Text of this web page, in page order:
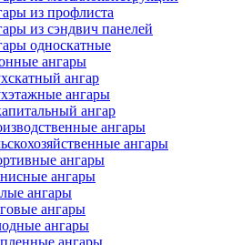
из профлиста
из сэндвич панелей
односкатные
ангары
ангар
ангары
ангар
ангары
ангары
ангары
ангары
ангары
ангары
ангары